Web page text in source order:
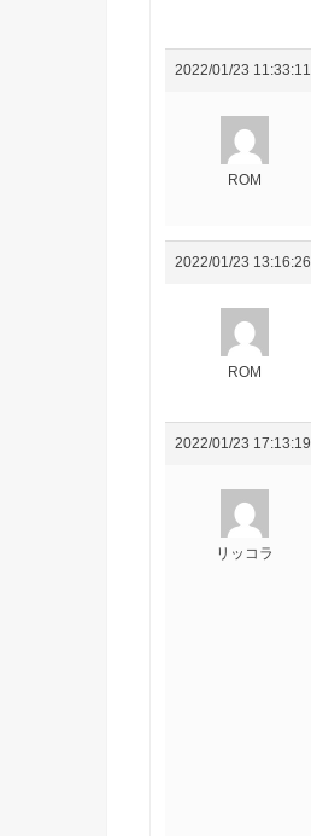
2022/01/23 11:33:11
ROM
2022/01/23 13:16:26
ROM
2022/01/23 17:13:19
リッコラ